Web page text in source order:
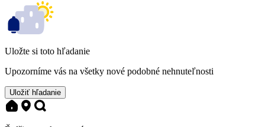
Uložte si toto hľadanie
Upozorníme vás na všetky nové podobné nehnuteľnosti
Uložiť hľadanie